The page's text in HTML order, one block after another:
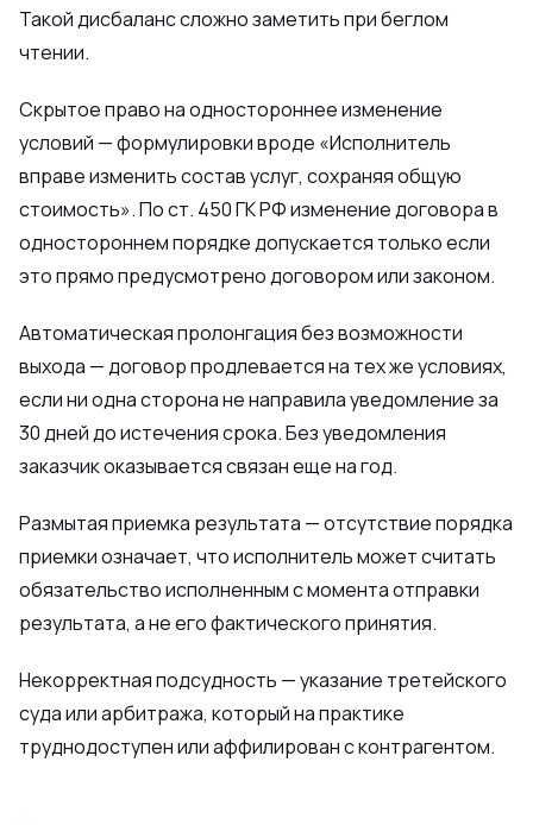
Такой дисбаланс сложно заметить при беглом
чтении.
Скрытое право на одностороннее изменение
условий — формулировки вроде «Исполнитель
вправе изменить состав услуг, сохраняя общую
стоимость». По ст. 450 ГК РФ изменение договора в
одностороннем порядке допускается только если
это прямо предусмотрено договором или законом.
Автоматическая пролонгация без возможности
выхода — договор продлевается на тех же условиях,
если ни одна сторона не направила уведомление за
30 дней до истечения срока. Без уведомления
заказчик оказывается связан еще на год.
Размытая приемка результата — отсутствие порядка
приемки означает, что исполнитель может считать
обязательство исполненным с момента отправки
результата, а не его фактического принятия.
Некорректная подсудность — указание третейского
суда или арбитража, который на практике
труднодоступен или аффилирован с контрагентом.